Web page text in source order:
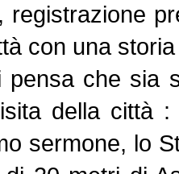
registrazione
con una
pensa che sia
della città
sermone, lo